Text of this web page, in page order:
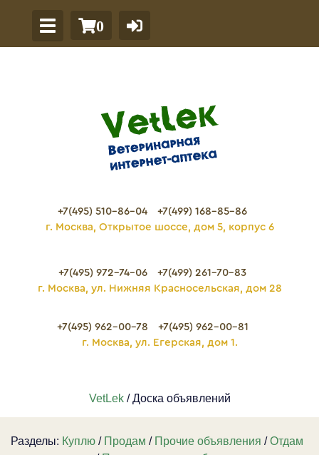
0
+7(495) 510-86-04
+7(499) 168-85-86
г. Москва, Открытое шоссе, дом 5, корпус 6
+7(495) 972-74-06
+7(499) 261-70-83
г. Москва, ул. Нижняя Красносельская, дом 28
+7(495) 962-00-78
+7(495) 962-00-81
г. Москва, ул. Егерская, дом 1.
VetLek/ Доска объявлений
Разделы: Куплю / Продам / Прочие объявления /Отдам